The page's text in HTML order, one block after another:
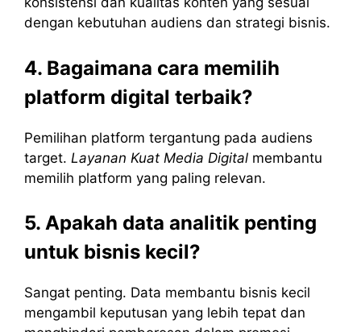
dengan kebutuhan audiens dan strategi bisnis.
4. Bagaimana cara memilih
platform digital terbaik?
Pemilihan platform tergantung pada audiens
target. Layanan Kuat Media Digital membantu
memilih platform yang paling relevan.
5. Apakah data analitik penting
untuk bisnis kecil?
Sangat penting. Data membantu bisnis kecil
mengambil keputusan yang lebih tepat dan